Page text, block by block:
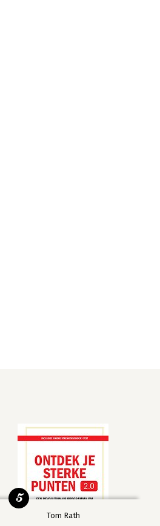
Tom Rath
5